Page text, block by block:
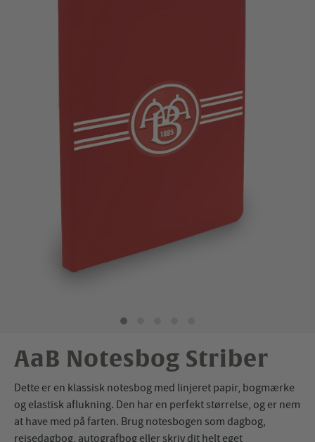
AaB Notesbog Striber
Dette er en klassisk notesbog med linjeret papir, bogmærke
og elastisk aflukning. Den har en perfekt størrelse, og er nem
at have med på farten. Brug notesbogen som dagbog,
rejsedagbog, autografbog eller skriv dit helt eget